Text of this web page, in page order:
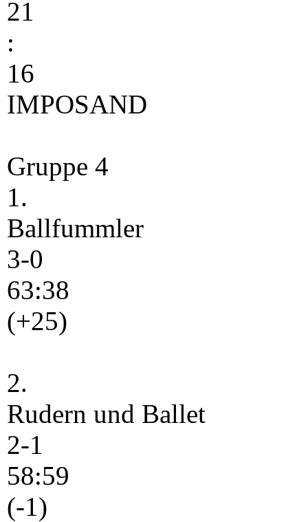
21
:
16
IMPOSAND
Gruppe 4
1.
Ballfummler
3-0
63:38
(+25)
2.
Rudern und Ballet
2-1
58:59
(-1)